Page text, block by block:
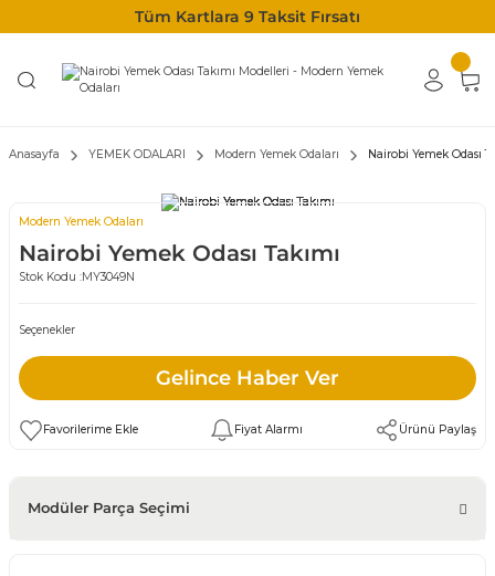
Tüm Kartlara 9 Taksit Fırsatı
Anasayfa YEMEK ODALARI Modern Yemek Odaları Nairobi Yemek Odası
Modern Yemek Odaları
Nairobi Yemek Odası Takımı
Stok Kodu :MY3049N
Seçenekler
Gelince Haber Ver
Fiyat Alarmı Ürünü Paylaş
Modüler Parça Seçimi